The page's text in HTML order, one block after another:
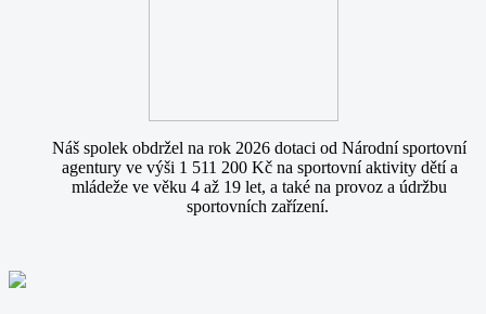
Náš spolek obdržel na rok 2026 dotaci od Národní sportovní
agentury ve výši 1 511 200 Kč na sportovní aktivity dětí a
mládeže ve věku 4 až 19 let, a také na provoz a údržbu
sportovních zařízení.